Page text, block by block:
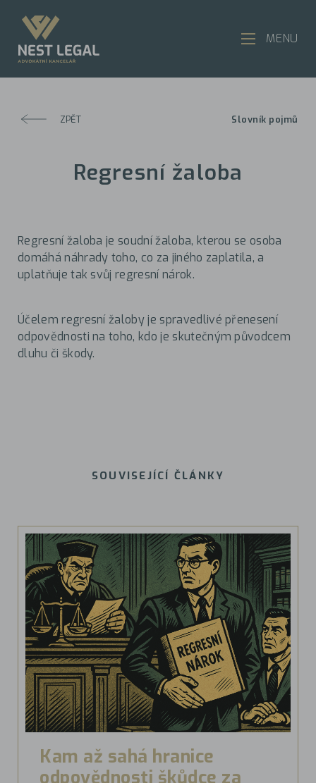
ZPĚT Slovník pojmů
Regresní žaloba
Regresní žaloba je soudní žaloba, kterou se osoba
domáhá náhrady toho, co za jiného zaplatila, a
uplatňuje tak svůj regresní nárok.
Účelem regresní žaloby je spravedlivé přenesení
odpovědnosti na toho, kdo je skutečným původcem
dluhu či škody.
SOUVISEJÍCÍ ČLÁNKY
Kam až sahá hranice
odpovědnosti škůdce za
MENU